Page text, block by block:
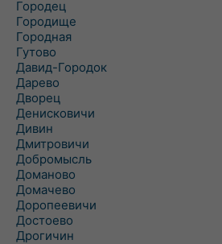
Городец
Городище
Городная
Гутово
Давид-Городок
Дарево
Дворец
Денисковичи
Дивин
Дмитровичи
Добромысль
Доманово
Домачево
Доропеевичи
Достоево
Дрогичин